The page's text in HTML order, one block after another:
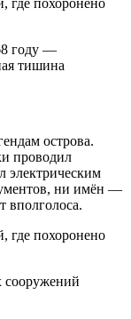
году —
тишина
острова.
проводил
электрическим
ни имён —
вполголоса.
сооружений